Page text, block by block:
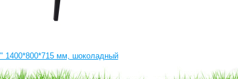
1400*800*715 мм, шоколадный